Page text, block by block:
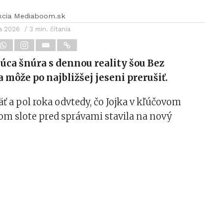
Mediaboom.sk
2026 / 3 min. čítania
šnúra s dennou reality šou Bez
môže po najbližšej jeseni prerušiť.
a pol roka odvtedy, čo Jojka v kľúčovom
slote pred správami stavila na nový